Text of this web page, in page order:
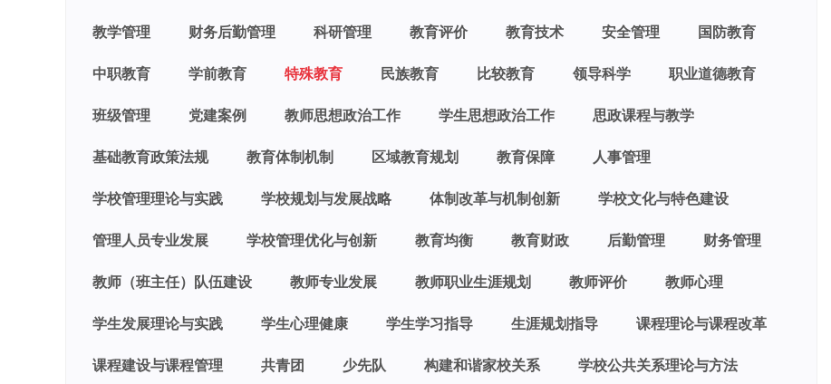
教学管理 财务后勤管理 科研管理 教育评价 教育技术 安全管理 国防教育
中职教育 学前教育 特殊教育 民族教育 比较教育 领导科学 职业道德教育
班级管理 党建案例 教师思想政治工作 学生思想政治工作 思政课程与教学
基础教育政策法规 教育体制机制 区域教育规划 教育保障 人事管理
学校管理理论与实践 学校规划与发展战略 体制改革与机制创新 学校文化与特色建设
管理人员专业发展 学校管理优化与创新 教育均衡 教育财政 后勤管理 财务管理
教师（班主任）队伍建设 教师专业发展 教师职业生涯规划 教师评价 教师心理
学生发展理论与实践 学生心理健康 学生学习指导 生涯规划指导 课程理论与课程改革
课程建设与课程管理 共青团 少先队 构建和谐家校关系 学校公共关系理论与方法